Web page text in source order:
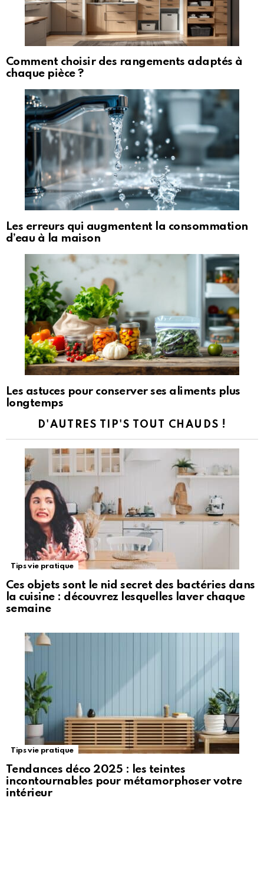
Comment choisir des rangements adaptés à
chaque pièce ?
Les erreurs qui augmentent la consommation
d’eau à la maison
Les astuces pour conserver ses aliments plus
longtemps
D'AUTRES TIP'S TOUT CHAUDS !
Tips vie pratique
Ces objets sont le nid secret des bactéries dans
la cuisine : découvrez lesquelles laver chaque
semaine
Tips vie pratique
Tendances déco 2025 : les teintes
incontournables pour métamorphoser votre
intérieur